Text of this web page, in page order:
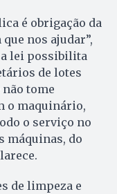
é obrigação da
nos ajudar”,
lei possibilita
de lotes
tome
o maquinário,
o serviço no
máquinas, do
de limpeza e